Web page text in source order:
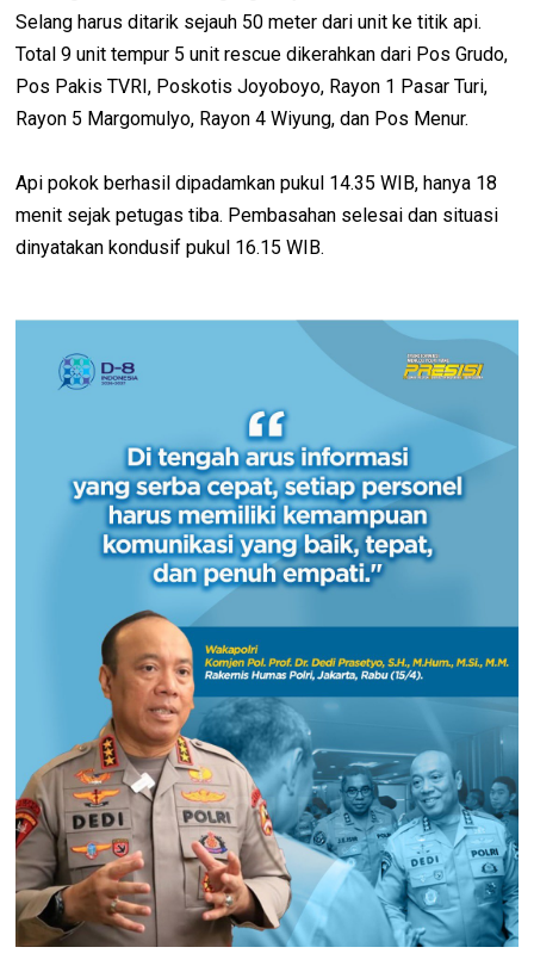
Selang harus ditarik sejauh 50 meter dari unit ke titik api.
Total 9 unit tempur 5 unit rescue dikerahkan dari Pos Grudo,
Pos Pakis TVRI, Poskotis Joyoboyo, Rayon 1 Pasar Turi,
Rayon 5 Margomulyo, Rayon 4 Wiyung, dan Pos Menur.
Api pokok berhasil dipadamkan pukul 14.35 WIB, hanya 18
menit sejak petugas tiba. Pembasahan selesai dan situasi
dinyatakan kondusif pukul 16.15 WIB.